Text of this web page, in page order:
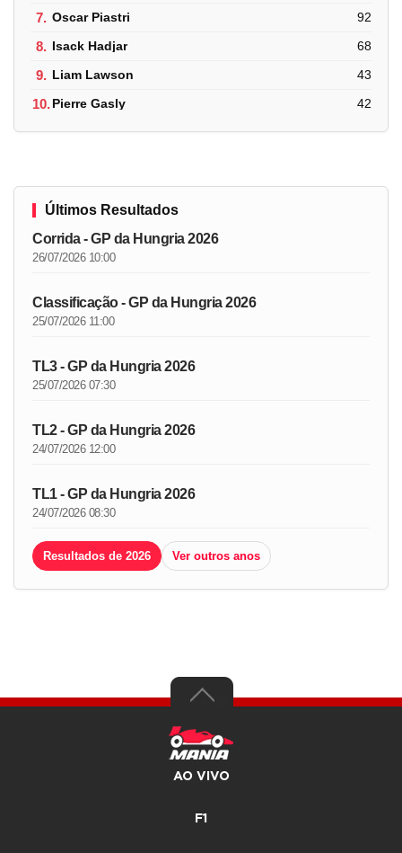
7. Oscar Piastri 92
8. Isack Hadjar 68
9. Liam Lawson 43
10.Pierre Gasly 42
Últimos Resultados
Corrida - GP da Hungria 2026
26/07/2026 10:00
Classificação - GP da Hungria 2026
25/07/2026 11:00
TL3 - GP da Hungria 2026
25/07/2026 07:30
TL2 - GP da Hungria 2026
24/07/2026 12:00
TL1 - GP da Hungria 2026
24/07/2026 08:30
Resultados de 2026 Ver outros anos
AO VIVO
F1